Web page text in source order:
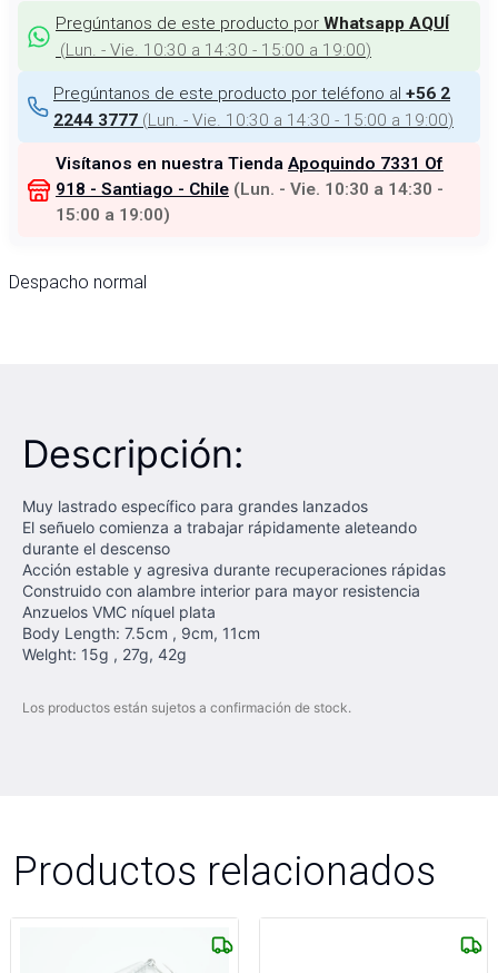
Pregúntanos de este producto por Whatsapp AQUÍ
(Lun. - Vie. 10:30 a 14:30 - 15:00 a 19:00)
Pregúntanos de este producto por teléfono al +56 2
2244 3777 (Lun. - Vie. 10:30 a 14:30 - 15:00 a 19:00)
Visítanos en nuestra Tienda Apoquindo 7331 Of
918 - Santiago - Chile (Lun. - Vie. 10:30 a 14:30 -
15:00 a 19:00)
Despacho normal
Descripción:
Muy lastrado específico para grandes lanzados
El señuelo comienza a trabajar rápidamente aleteando
durante el descenso
Acción estable y agresiva durante recuperaciones rápidas
Construido con alambre interior para mayor resistencia
Anzuelos VMC níquel plata
Body Length: 7.5cm , 9cm, 11cm
Welght: 15g , 27g, 42g
Los productos están sujetos a confirmación de stock.
Productos relacionados